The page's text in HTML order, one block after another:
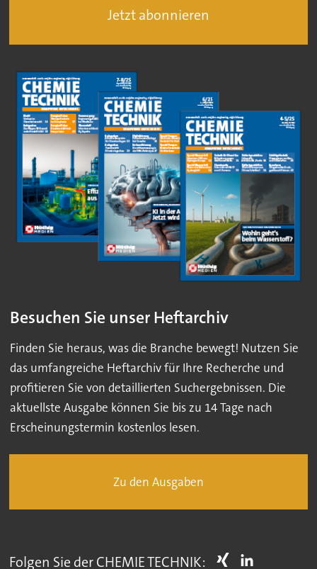
Jetzt abonnieren
Besuchen Sie unser Heftarchiv
Finden Sie heraus, was die Branche bewegt! Nutzen Sie
das umfangreiche Heftarchiv für Ihre Recherche und
profitieren Sie von detaillierten Suchergebnissen. Die
aktuellste Ausgabe können Sie bis zu 14 Tage nach
Erscheinungstermin kostenlos lesen.
Zu den Ausgaben
Folgen Sie der CHEMIE TECHNIK: